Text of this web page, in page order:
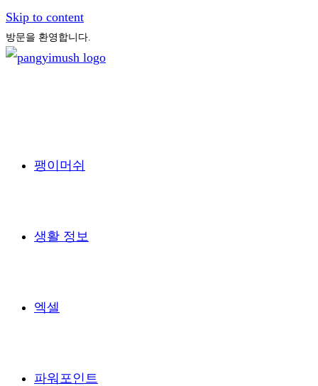
Skip to content
방문을 환영합니다.
팽이머쉬
생활 정보
엑셀
파워포인트